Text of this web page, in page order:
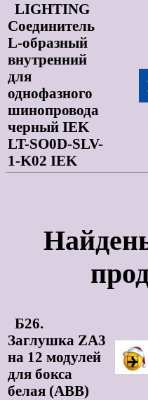
LIGHTING
Соединитель
L-образный
внутренний
для
однофазного
шинопровода
черный IEK
LT-SO0D-SLV-
1-K02 IEK
Б26.
Заглушка ZA3
на 12 модулей
для бокса
белая (ABB)